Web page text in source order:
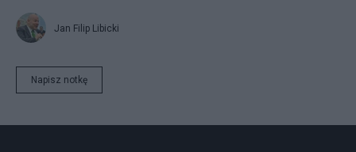
Jan Filip Libicki
Napisz notkę